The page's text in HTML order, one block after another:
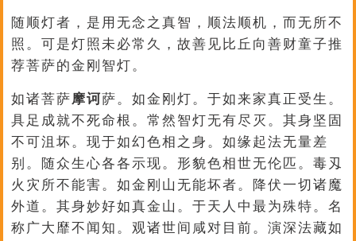
随顺灯者，是用无念之真智，顺法顺机，而无所不
照。可是灯照未必常久，故善见比丘向善财童子推
荐菩萨的金刚智灯。
如诸菩萨摩诃萨。如金刚灯。于如来家真正受生。
具足成就不死命根。常然智灯无有尽灭。其身坚固
不可沮坏。现于如幻色相之身。如缘起法无量差
别。随众生心各各示现。形貌色相世无伦匹。毒刄
火灾所不能害。如金刚山无能坏者。降伏一切诸魔
外道。其身妙好如真金山。于天人中最为殊特。名
称广大靡不闻知。观诸世间咸对目前。演深法藏如